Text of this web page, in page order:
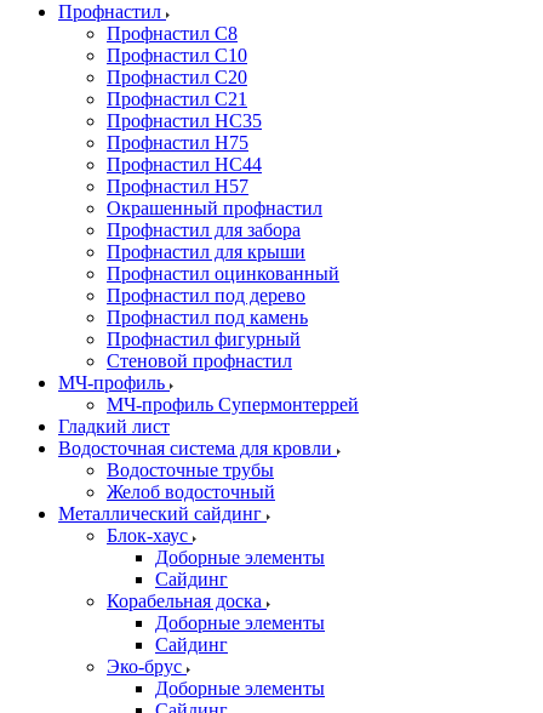
Профнастил
Профнастил С8
Профнастил С10
Профнастил С20
Профнастил С21
Профнастил НС35
Профнастил Н75
Профнастил HC44
Профнастил Н57
Окрашенный профнастил
Профнастил для забора
Профнастил для крыши
Профнастил оцинкованный
Профнастил под дерево
Профнастил под камень
Профнастил фигурный
Стеновой профнастил
МЧ-профиль
МЧ-профиль Супермонтеррей
Гладкий лист
Водосточная система для кровли
Водосточные трубы
Желоб водосточный
Металлический сайдинг
Блок-хаус
Доборные элементы
Сайдинг
Корабельная доска
Доборные элементы
Сайдинг
Эко-брус
Доборные элементы